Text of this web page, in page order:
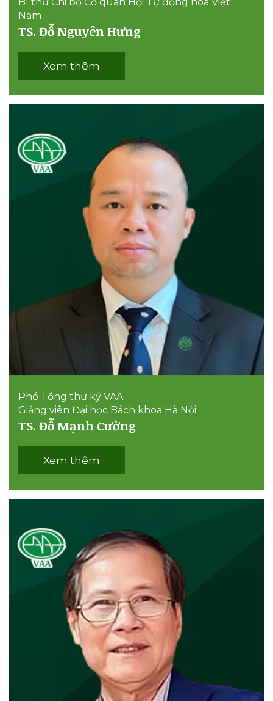
Nam
TS. Đỗ Nguyên Hưng
Xem thêm
Phó Tổng thư ký VAA
Giảng viên Đại học Bách khoa Hà Nội
TS. Đỗ Mạnh Cường
Xem thêm